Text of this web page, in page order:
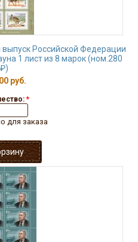
Российской Федерации
1 лист из 8 марок (ном.280
₽)
руб.
*
для заказа